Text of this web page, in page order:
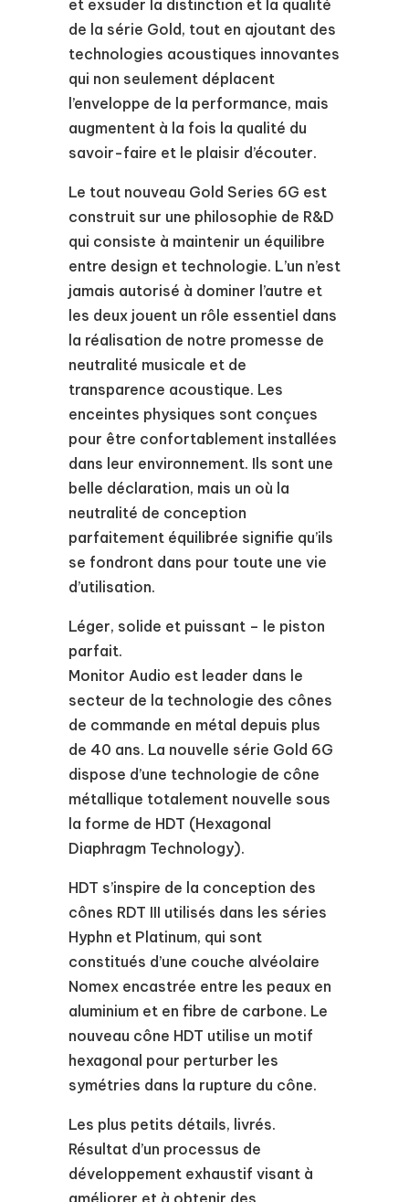
et exsuder la distinction et la qualité
de la série Gold, tout en ajoutant des
technologies acoustiques innovantes
qui non seulement déplacent
l’enveloppe de la performance, mais
augmentent à la fois la qualité du
savoir-faire et le plaisir d’écouter.
Le tout nouveau Gold Series 6G est
construit sur une philosophie de R&D
qui consiste à maintenir un équilibre
entre design et technologie. L’un n’est
jamais autorisé à dominer l’autre et
les deux jouent un rôle essentiel dans
la réalisation de notre promesse de
neutralité musicale et de
transparence acoustique. Les
enceintes physiques sont conçues
pour être confortablement installées
dans leur environnement. Ils sont une
belle déclaration, mais un où la
neutralité de conception
parfaitement équilibrée signifie qu’ils
se fondront dans pour toute une vie
d’utilisation.
Léger, solide et puissant – le piston
parfait.
Monitor Audio est leader dans le
secteur de la technologie des cônes
de commande en métal depuis plus
de 40 ans. La nouvelle série Gold 6G
dispose d’une technologie de cône
métallique totalement nouvelle sous
la forme de HDT (Hexagonal
Diaphragm Technology).
HDT s’inspire de la conception des
cônes RDT III utilisés dans les séries
Hyphn et Platinum, qui sont
constitués d’une couche alvéolaire
Nomex encastrée entre les peaux en
aluminium et en fibre de carbone. Le
nouveau cône HDT utilise un motif
hexagonal pour perturber les
symétries dans la rupture du cône.
Les plus petits détails, livrés.
Résultat d’un processus de
développement exhaustif visant à
améliorer et à obtenir des